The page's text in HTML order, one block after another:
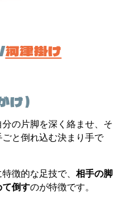
/河津掛け
）
の片脚を深く絡ませ、そ
と倒れ込む決まり手で
徴的な足技で、 相手の脚
て倒すのが特徴です。